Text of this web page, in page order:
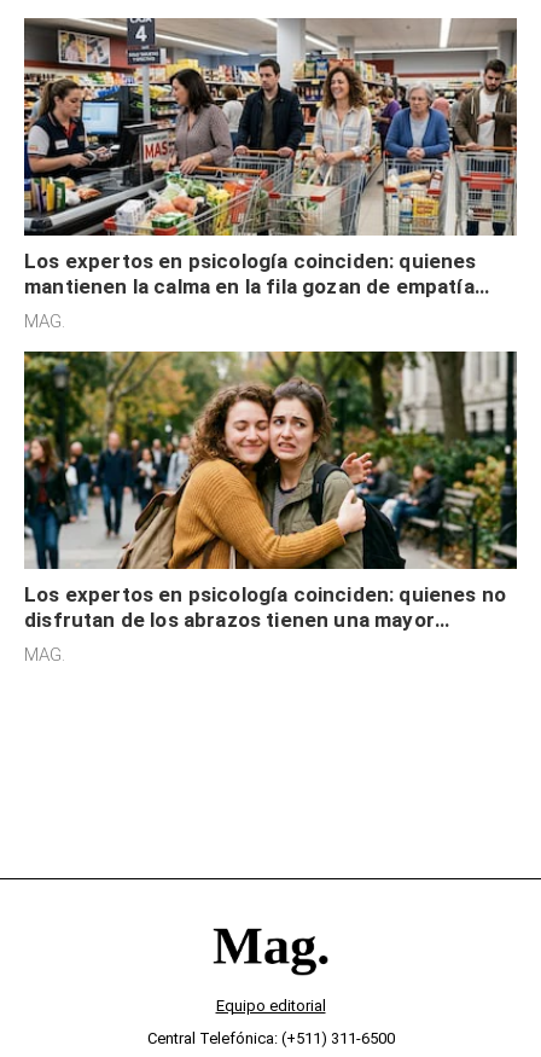
Los expertos en psicología coinciden: quienes
mantienen la calma en la fila gozan de empatía
cognitiva, gratitud y no solo tienen autocontrol
MAG.
Los expertos en psicología coinciden: quienes no
disfrutan de los abrazos tienen una mayor
sensibilidad a los estímulos físicos y no es por
MAG.
Equipo editorial
Central Telefónica: (+511) 311-6500